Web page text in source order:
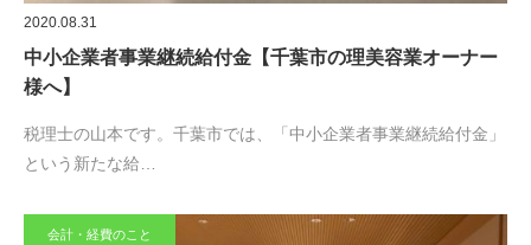
2020.08.31
中小企業者事業継続給付金【千葉市の理美容業オーナー
様へ】
税理士の山本です。千葉市では、「中小企業者事業継続給付金」
という新たな給…
会計・経費のこと